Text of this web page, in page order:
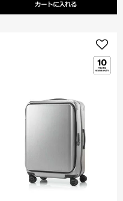
カートに入れる